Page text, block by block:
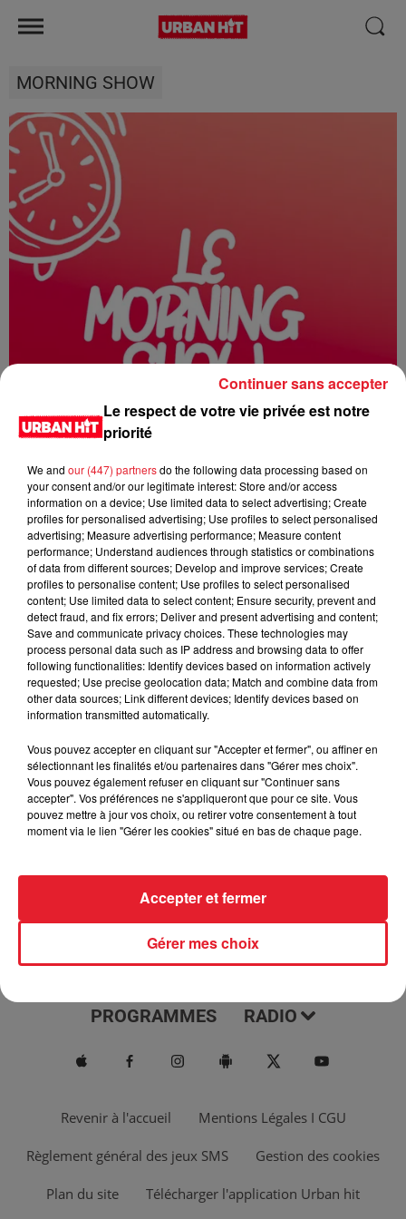
MORNING SHOW
0:00 2 min 30 sec
20 septembre 2024 - 2 min 30 sec
MORNING SHOW 07H41 du 20.09.2024
Le Morning Show
ACTUS MUSIQUES
PROGRAMMES RADIO
Revenir à l'accueil Mentions Légales I CGU
Règlement général des jeux SMS Gestion des cookies
Plan du site Télécharger l'application Urban hit
Le respect de votre vie privée est notre
priorité
We and our (447) partnersdo the following data processing based on
your consent and/or our legitimate interest: Store and/or access
information on a device; Use limited data to select advertising; Create
profiles for personalised advertising; Use profiles to select personalised
advertising; Measure advertising performance; Measure content
performance; Understand audiences through statistics or combinations
of data from different sources; Develop and improve services; Create
profiles to personalise content; Use profiles to select personalised
content; Use limited data to select content; Ensure security, prevent and
detect fraud, and fix errors; Deliver and present advertising and content;
Save and communicate privacy choices. These technologies may
process personal data such as IP address and browsing data to offer
following functionalities: Identify devices based on information actively
requested; Use precise geolocation data; Match and combine data from
other data sources; Link different devices; Identify devices based on
information transmitted automatically.
Vous pouvez accepter en cliquant sur "Accepter et fermer", ou affiner en
sélectionnant les finalités et/ou partenaires dans "Gérer mes choix".
Vous pouvez également refuser en cliquant sur "Continuer sans
accepter". Vos préférences ne s'appliqueront que pour ce site. Vous
pouvez mettre à jour vos choix, ou retirer votre consentement à tout
moment via le lien "Gérer les cookies" situé en bas de chaque page.
Gérer mes choix
Accepter et fermer
Continuer sans accepter